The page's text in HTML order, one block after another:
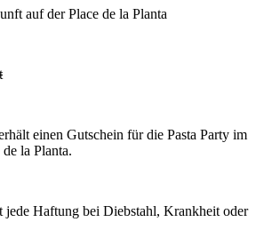
auf der Place de la Planta
einen Gutschein für die Pasta Party im
la Planta.
jede Haftung bei Diebstahl, Krankheit oder